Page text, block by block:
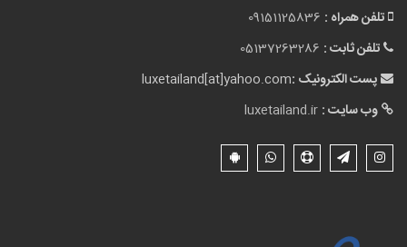
تلفن همراه : 09151125836
تلفن ثابت : 05137263286
پست الکترونیک :luxetailand[at]yahoo.com
وب سایت : luxetailand.ir